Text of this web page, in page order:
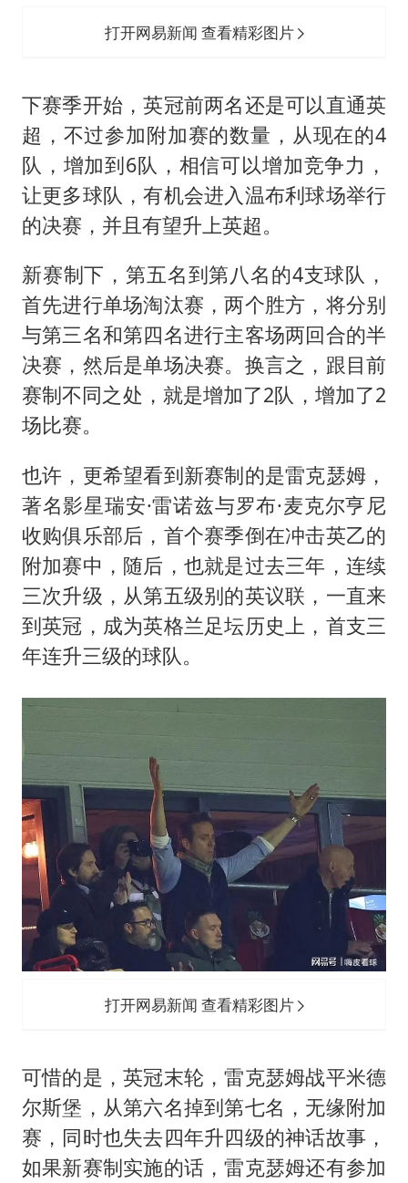
打开网易新闻 查看精彩图片
下赛季开始，英冠前两名还是可以直通英
超，不过参加附加赛的数量，从现在的4
队，增加到6队，相信可以增加竞争力，
让更多球队，有机会进入温布利球场举行
的决赛，并且有望升上英超。
新赛制下，第五名到第八名的4支球队，
首先进行单场淘汰赛，两个胜方，将分别
与第三名和第四名进行主客场两回合的半
决赛，然后是单场决赛。换言之，跟目前
赛制不同之处，就是增加了2队，增加了2
场比赛。
也许，更希望看到新赛制的是雷克瑟姆，
著名影星瑞安·雷诺兹与罗布·麦克尔亨尼
收购俱乐部后，首个赛季倒在冲击英乙的
附加赛中，随后，也就是过去三年，连续
三次升级，从第五级别的英议联，一直来
到英冠，成为英格兰足坛历史上，首支三
年连升三级的球队。
打开网易新闻 查看精彩图片
可惜的是，英冠末轮，雷克瑟姆战平米德
尔斯堡，从第六名掉到第七名，无缘附加
赛，同时也失去四年升四级的神话故事，
如果新赛制实施的话，雷克瑟姆还有参加